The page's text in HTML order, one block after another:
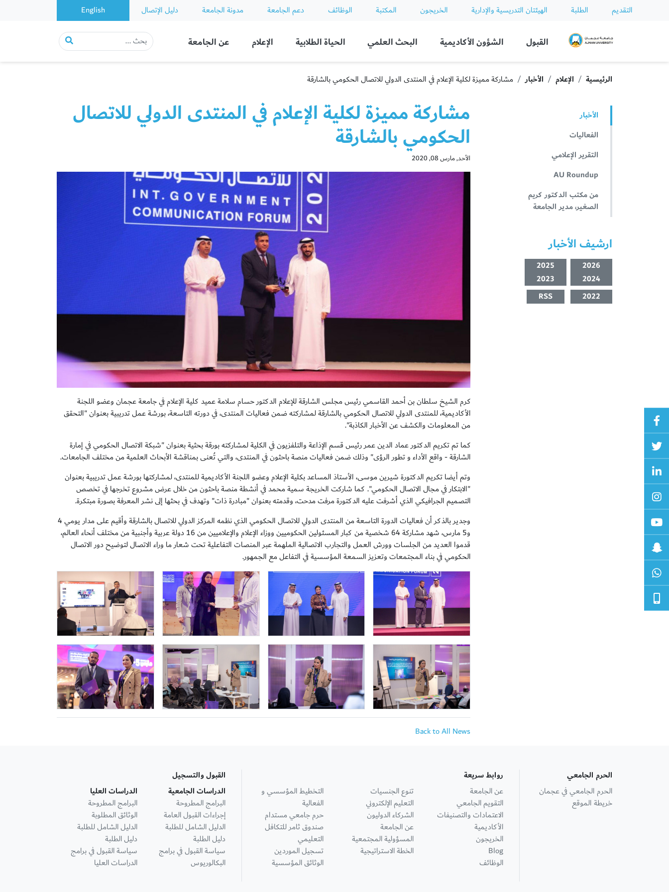
التقديم الطلبة الهيئتان التدريسية والإدارية الخريجون المكتبة الوظائف دعم الجامعة مدونة الجامعة دليل الإتصال English
Ajman University
القبول الشؤون الأكاديمية البحث العلمي الحياة الطلابية الإعلام عن الجامعة
الرئيسية الإعلام الأخبار مشاركة مميزة لكلية الإعلام في المنتدى الدولي للاتصال الحكومي بالشارقة
الأخبار
الفعاليات
التقرير الإعلامي
AU Roundup
من مكتب الدكتور كريم
الصغير، مدير الجامعة
ارشيف الأخبار
2026
2025
2024
2023
2022
RSS
مشاركة مميزة لكلية الإعلام في المنتدى الدولي للاتصال
الحكومي بالشارقة
الأحد, مارس 08, 2020
كرم الشيخ سلطان بن أحمد القاسمي رئيس مجلس الشارقة للإعلام الدكتور حسام سلامة عميد كلية الإعلام في جامعة عجمان وعضو اللجنة
الأكاديمية، للمنتدى الدولي للاتصال الحكومي بالشارقة لمشاركته ضمن فعاليات المنتدى، في دورته التاسعة، بورشة عمل تدريبية بعنوان "التحقق
من المعلومات والكشف عن الأخبار الكاذبة".
كما تم تكريم الدكتور عماد الدين عمر رئيس قسم الإذاعة والتلفزيون في الكلية لمشاركته بورقة بحثية بعنوان "شبكة الاتصال الحكومي في إمارة
الشارقة - واقع الأداء و تطور الرؤى" وذلك ضمن فعاليات منصة باحثون في المنتدى، والتي تُعنى بمناقشة الأبحاث العلمية من مختلف الجامعات.
وتم أيضا تكريم الدكتورة شيرين موسى، الأستاذ المساعد بكلية الإعلام وعضو اللجنة الأكاديمية للمنتدى، لمشاركتها بورشة عمل تدريبية بعنوان
"الابتكار في مجال الاتصال الحكومي". كما شاركت الخريجة سمية محمد في أنشطة منصة باحثون من خلال عرض مشروع تخرجها في تخصص
التصميم الجرافيكي الذي أشرفت عليه الدكتورة مرفت مدحت، وقدمته بعنوان "مبادرة ذات" وتهدف في بحثها إلى نشر المعرفة بصورة مبتكرة.
وجدير بالذكر أن فعاليات الدورة التاسعة من المنتدى الدولي للاتصال الحكومي الذي نظمه المركز الدولي للاتصال بالشارقة وأقيم على مدار يومي 4
و5 مارس، شهد مشاركة 64 شخصية من كبار المسئولين الحكوميين ووزاء الإعلام والإعلاميين من 16 دولة عربية وأجنبية من مختلف أنحاء العالم،
قدموا العديد من الجلسات وورش العمل والتجارب الاتصالية الملهمة عبر المنصات التفاعلية تحت شعار ما وراء الاتصال لتوضيح دور الاتصال
الحكومي في بناء المجتمعات وتعزيز السمعة المؤسسية في التفاعل مع الجمهور.
Back to All News
الحرم الجامعي
الحرم الجامعي في عجمان
خريطة الموقع
روابط سريعة
عن الجامعة
التقويم الجامعي
الاعتمادات والتصنيفات
الأكاديمية
الخريجون
Blog
الوظائف
تنوع الجنسيات
التعليم الإلكتروني
الشركاء الدوليون
عن الجامعة
المسؤولية المجتمعية
الخطة الاستراتيجية
التخطيط المؤسسي و
الفعالية
حرم جامعي مستدام
صندوق ثامر للتكافل
التعليمي
تسجيل الموردين
الوثائق المؤسسية
القبول والتسجيل
الدراسات الجامعية
البرامج المطروحة
إجراءات القبول العامة
الدليل الشامل للطلبة
دليل الطلبة
سياسة القبول في برامج
البكالوريوس
الدراسات العليا
البرامج المطروحة
الوثائق المطلوبة
الدليل الشامل للطلبة
دليل الطلبة
سياسة القبول في برامج
الدراسات العليا